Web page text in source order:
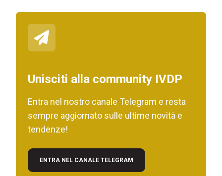
Unisciti alla community IVDP
Entra nel nostro canale Telegram e resta
sempre aggiornato sulle ultime novità e
tendenze!
ENTRA NEL CANALE TELEGRAM